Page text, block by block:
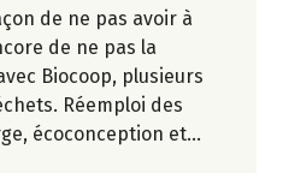
de ne pas avoir à
de ne pas la
Biocoop, plusieurs
Réemploi des
écoconception et